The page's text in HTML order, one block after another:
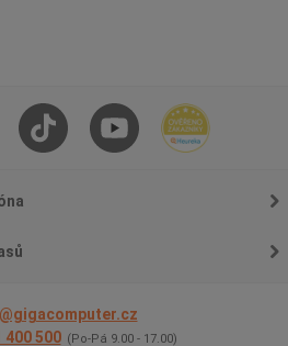
400 500 (Po-Pá 9.00 - 17.00)